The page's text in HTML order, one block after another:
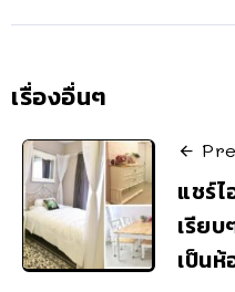
เรื่องอื่นๆ
แชร์
เรีย
เป็น